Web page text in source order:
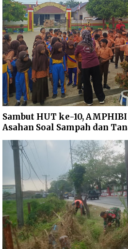
Sambut HUT ke-10,
Asahan Soal Sampah dan